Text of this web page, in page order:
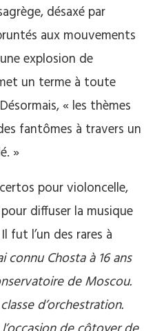
désaxé par
aux mouvements
explosion de
un terme à toute
« les thèmes
fantômes à travers un
»
pour violoncelle,
diffuser la musique
fut l’un des rares à
connu Chosta à 16 ans
de Moscou.
d’orchestration.